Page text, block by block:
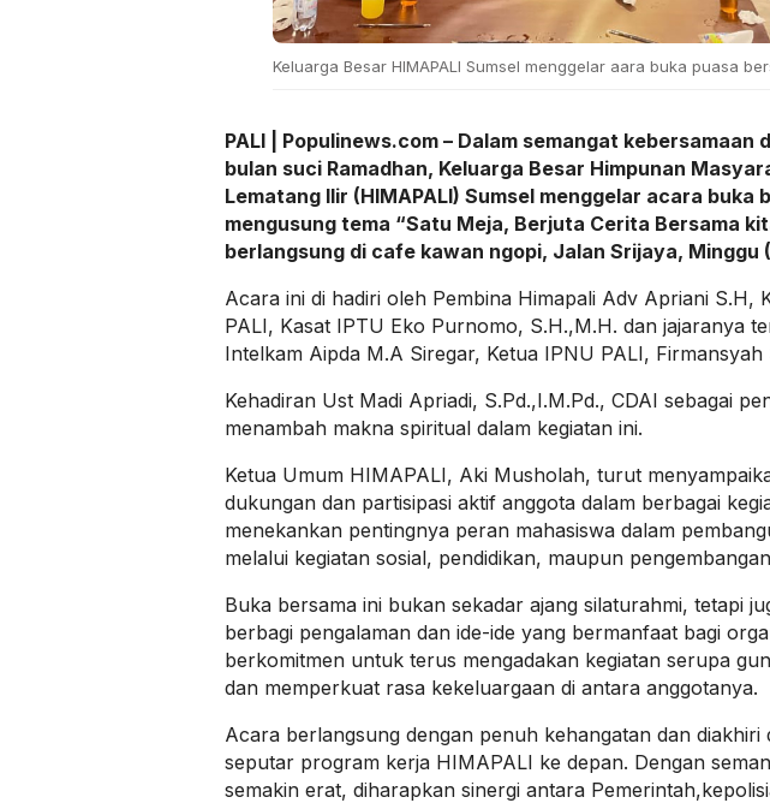
Keluarga Besar HIMAPALI Sumsel menggelar aara buka puasa
PALI | Populinews.com – Dalam semangat kebersamaan
bulan suci Ramadhan, Keluarga Besar Himpunan
Lematang Ilir (HIMAPALI) Sumsel menggelar acara buka
mengusung tema “Satu Meja, Berjuta Cerita Bersama
berlangsung di cafe kawan ngopi, Jalan Srijaya, Minggu
Acara ini di hadiri oleh Pembina Himapali Adv Apriani S.H,
PALI, Kasat IPTU Eko Purnomo, S.H.,M.H. dan jajaranya
Intelkam Aipda M.A Siregar, Ketua IPNU PALI, Firmansyah
Kehadiran Ust Madi Apriadi, S.Pd.,I.M.Pd., CDAI sebagai
menambah makna spiritual dalam kegiatan ini.
Ketua Umum HIMAPALI, Aki Musholah, turut
dukungan dan partisipasi aktif anggota dalam berbagai
menekankan pentingnya peran mahasiswa dalam
melalui kegiatan sosial, pendidikan, maupun
Buka bersama ini bukan sekadar ajang silaturahmi, tetapi
berbagi pengalaman dan ide-ide yang bermanfaat bagi
berkomitmen untuk terus mengadakan kegiatan serupa
dan memperkuat rasa kekeluargaan di antara anggotanya.
Acara berlangsung dengan penuh kehangatan dan diakhiri
seputar program kerja HIMAPALI ke depan. Dengan
semakin erat, diharapkan sinergi antara